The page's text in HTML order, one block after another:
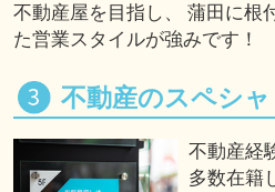
不動産屋を目指し、 蒲田に根
た営業スタイルが強みです！
不動産のスペシ
不動産経
多数在籍